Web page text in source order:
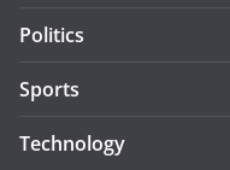
Politics
Sports
Technology